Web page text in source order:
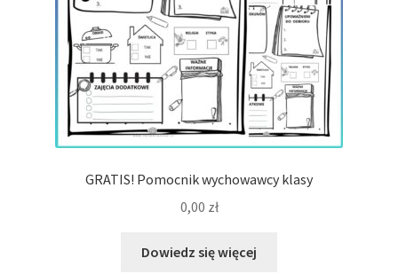
GRATIS! Pomocnik wychowawcy klasy
0,00 zł
Dowiedz się więcej